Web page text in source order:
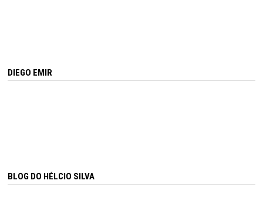
DIEGO EMIR
BLOG DO HÉLCIO SILVA